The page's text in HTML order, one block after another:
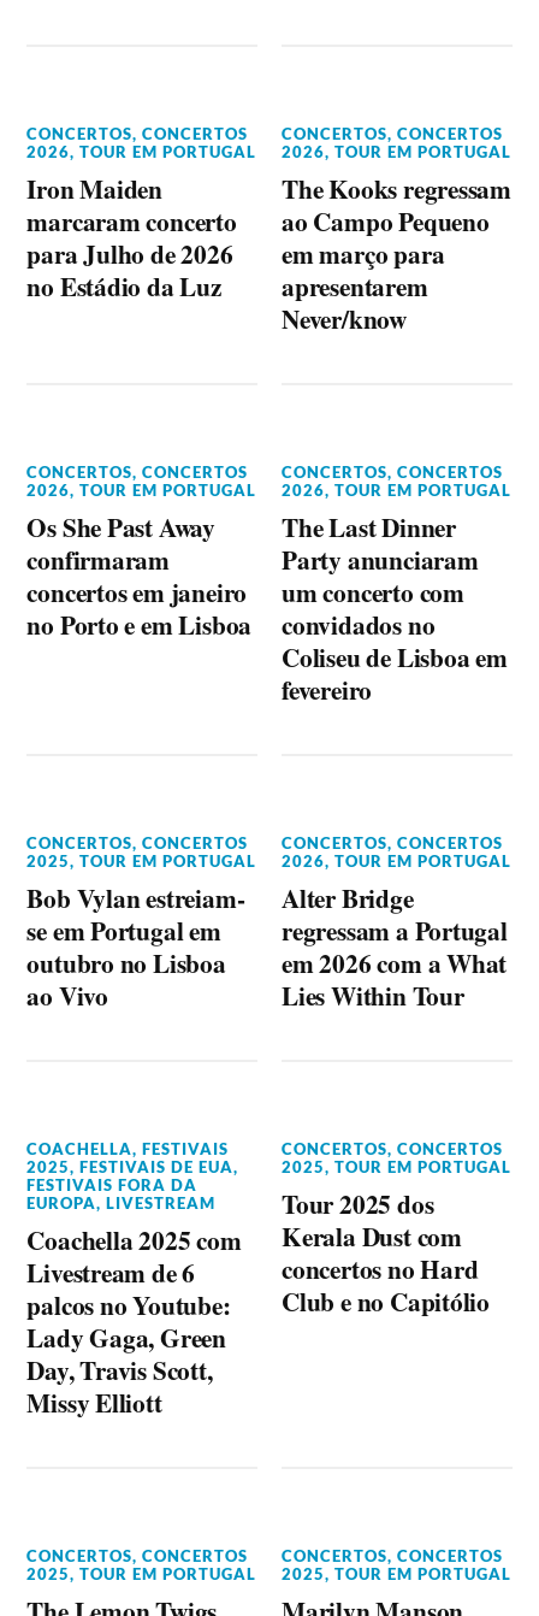
CONCERTOS,CONCERTOS
2026,TOUR EM PORTUGAL
Iron Maiden
marcaram concerto
para Julho de 2026
no Estádio da Luz
CONCERTOS,CONCERTOS
2026,TOUR EM PORTUGAL
The Kooks regressam
ao Campo Pequeno
em março para
apresentarem
Never/know
CONCERTOS,CONCERTOS
2026,TOUR EM PORTUGAL
Os She Past Away
confirmaram
concertos em janeiro
no Porto e em Lisboa
CONCERTOS,CONCERTOS
2026,TOUR EM PORTUGAL
The Last Dinner
Party anunciaram
um concerto com
convidados no
Coliseu de Lisboa em
fevereiro
CONCERTOS,CONCERTOS
2025,TOUR EM PORTUGAL
Bob Vylan estreiam-
se em Portugal em
outubro no Lisboa
ao Vivo
CONCERTOS,CONCERTOS
2026,TOUR EM PORTUGAL
Alter Bridge
regressam a Portugal
em 2026 com a What
Lies Within Tour
COACHELLA,FESTIVAIS
2025,FESTIVAIS DE EUA,
FESTIVAIS FORA DA
EUROPA,LIVESTREAM
Coachella 2025 com
Livestream de 6
palcos no Youtube:
Lady Gaga, Green
Day, Travis Scott,
Missy Elliott
CONCERTOS,CONCERTOS
2025,TOUR EM PORTUGAL
Tour 2025 dos
Kerala Dust com
concertos no Hard
Club e no Capitólio
CONCERTOS,CONCERTOS
2025,TOUR EM PORTUGAL
CONCERTOS,CONCERTOS
2025,TOUR EM PORTUGAL